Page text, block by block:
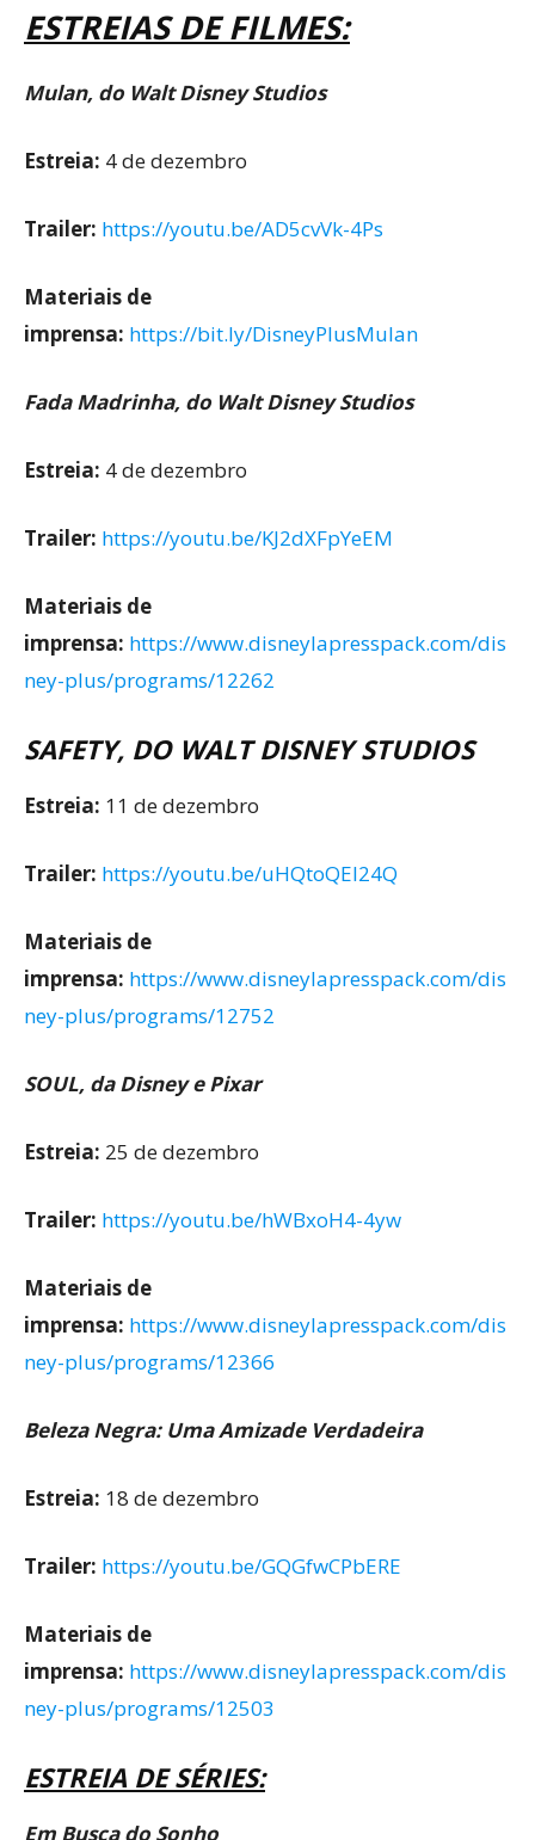
ESTREIAS DE FILMES:
Mulan, do Walt Disney Studios
Estreia: 4 de dezembro
Trailer: https://youtu.be/AD5cvVk-4Ps
Materiais de
imprensa: https://bit.ly/DisneyPlusMulan
Fada Madrinha, do Walt Disney Studios
Estreia: 4 de dezembro
Trailer: https://youtu.be/KJ2dXFpYeEM
Materiais de
imprensa: https://www.disneylapresspack.com/dis
ney-plus/programs/12262
SAFETY, DO WALT DISNEY STUDIOS
Estreia: 11 de dezembro
Trailer: https://youtu.be/uHQtoQEl24Q
Materiais de
imprensa: https://www.disneylapresspack.com/dis
ney-plus/programs/12752
SOUL, da Disney e Pixar
Estreia: 25 de dezembro
Trailer: https://youtu.be/hWBxoH4-4yw
Materiais de
imprensa: https://www.disneylapresspack.com/dis
ney-plus/programs/12366
Beleza Negra: Uma Amizade Verdadeira
Estreia: 18 de dezembro
Trailer: https://youtu.be/GQGfwCPbERE
Materiais de
imprensa: https://www.disneylapresspack.com/dis
ney-plus/programs/12503
ESTREIA DE SÉRIES:
Em Busca do Sonho